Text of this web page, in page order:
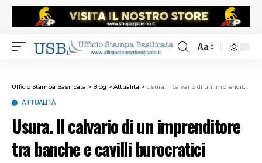
Aa
Ufficio Stampa Basilicata > Blog > Attualità > Usura. Il calvario di un imprenditore tra banche e cavilli burocratici
ATTUALITÀ
Usura. Il calvario di un imprenditore
tra banche e cavilli burocratici